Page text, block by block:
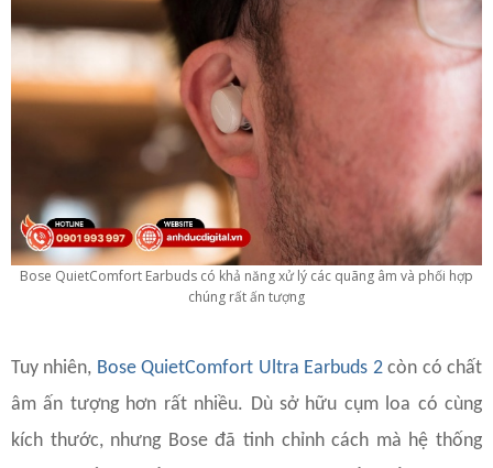
Bose QuietComfort Earbuds có khả năng xử lý các quãng âm và phối hợp
chúng rất ấn tượng
Tuy nhiên, Bose QuietComfort Ultra Earbuds 2còn có chất
âm ấn tượng hơn rất nhiều. Dù sở hữu cụm loa có cùng
kích thước, nhưng Bose đã tinh chỉnh cách mà hệ thống